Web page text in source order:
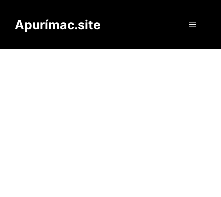
contenido
Apurímac.site Menú